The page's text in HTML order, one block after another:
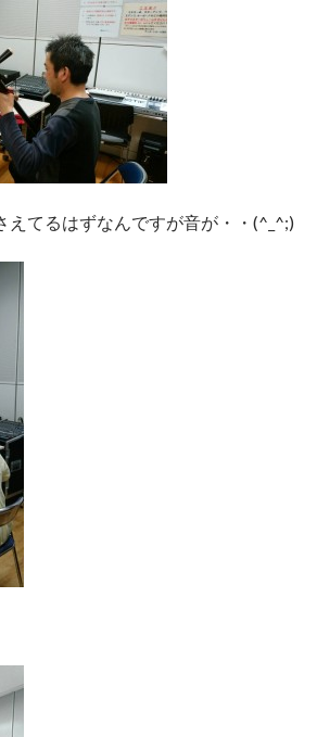
えてるはずなんですが音が・・(^_^;)